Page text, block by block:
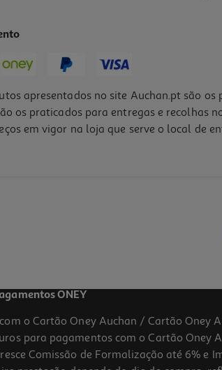
apresentados no site Auchan.pt são
os praticados para entregas e recolhas
em vigor na loja que serve o local de
ONEY
o Cartão Oney Auchan / Cartão Oney
para pagamentos com o Cartão
Comissão de Formalização até 6% e